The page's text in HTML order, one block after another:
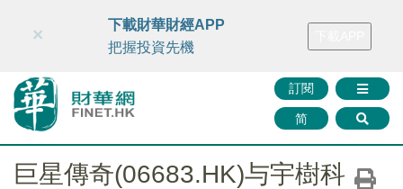
財華智庫網 FINTV FINMETA 財華證券 媒體矩陣
訂閱
简
×
下載財華財經APP
把握投資先機
巨星傳奇(06683.HK)与宇樹科